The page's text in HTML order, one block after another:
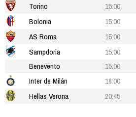
Torino
15:00
Bolonia
15:00
AS Roma
15:00
Sampdoria
15:00
Benevento
15:00
Inter de Milán
18:00
Hellas Verona
20:45